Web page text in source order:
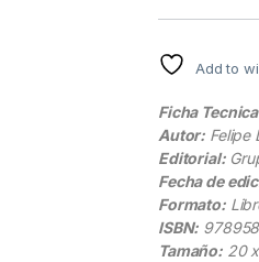
Add to
Ficha Tecnica
Autor: Felipe
Editorial:
Fecha de
Formato:
ISBN:
Tamaño: 20